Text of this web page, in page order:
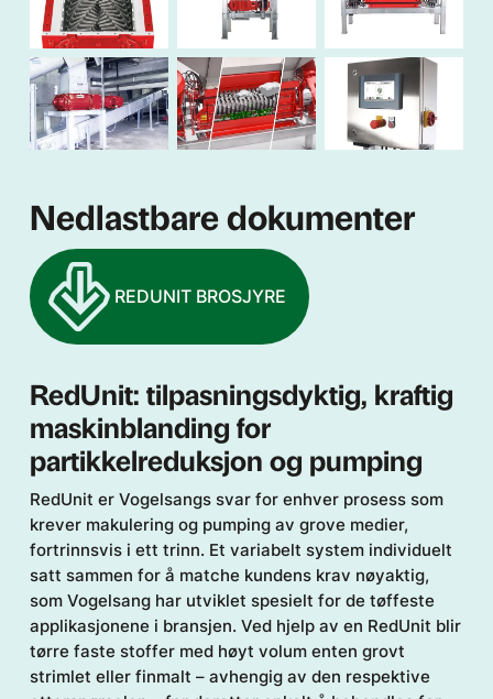
Nedlastbare dokumenter
REDUNIT BROSJYRE
RedUnit: tilpasningsdyktig, kraftig
maskinblanding for
partikkelreduksjon og pumping
RedUnit er Vogelsangs svar for enhver prosess som
krever makulering og pumping av grove medier,
fortrinnsvis i ett trinn. Et variabelt system individuelt
satt sammen for å matche kundens krav nøyaktig,
som Vogelsang har utviklet spesielt for de tøffeste
applikasjonene i bransjen. Ved hjelp av en RedUnit blir
tørre faste stoffer med høyt volum enten grovt
strimlet eller finmalt – avhengig av den respektive